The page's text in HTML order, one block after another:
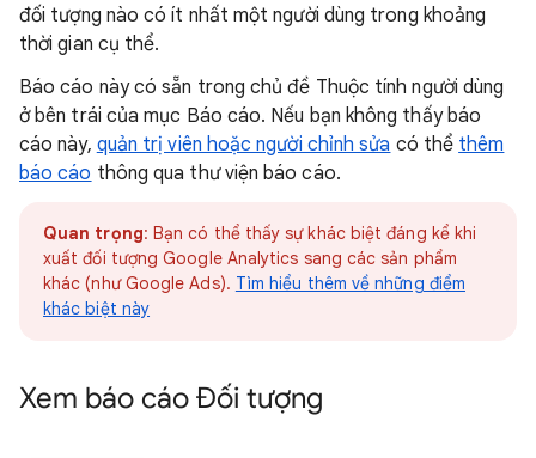
đối tượng nào có ít nhất một người dùng trong khoảng
thời gian cụ thể.
Báo cáo này có sẵn trong chủ đề Thuộc tính người dùng
ở bên trái của mục Báo cáo. Nếu bạn không thấy báo
cáo này, quản trị viên hoặc người chỉnh sửa có thể thêm
báo cáo thông qua thư viện báo cáo.
Quan trọng: Bạn có thể thấy sự khác biệt đáng kể khi
xuất đối tượng Google Analytics sang các sản phẩm
khác (như Google Ads). Tìm hiểu thêm về những điểm
khác biệt này
Xem báo cáo Đối tượng